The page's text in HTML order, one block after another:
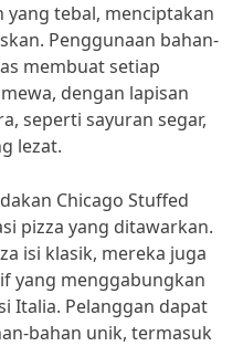
tebal, menciptakan
Penggunaan bahan-
membuat setiap
dengan lapisan
seperti sayuran segar,
lezat.
Chicago Stuffed
pizza yang ditawarkan.
isi klasik, mereka juga
yang menggabungkan
Italia. Pelanggan dapat
bahan unik, termasuk